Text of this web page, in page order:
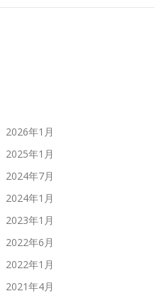
2026年1月
2025年1月
2024年7月
2024年1月
2023年1月
2022年6月
2022年1月
2021年4月